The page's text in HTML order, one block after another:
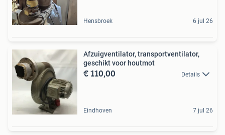
Hensbroek 6 jul 26
Afzuigventilator, transportventilator,
geschikt voor houtmot
€ 110,00 Details
Eindhoven 7 jul 26